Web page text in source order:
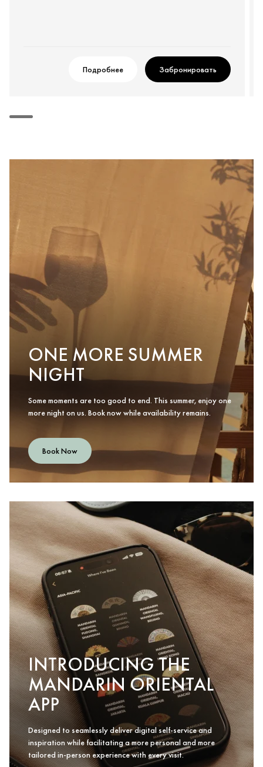
Подробнее Забронировать
ONE MORE SUMMER
NIGHT
Some moments are too good to end. This summer, enjoy one
more night on us. Book now while availability remains.
Book Now
INTRODUCING THE
MANDARIN ORIENTAL
APP
Designed to seamlessly deliver digital self-service and
inspiration while facilitating a more personal and more
tailored in-person experience with every visit.